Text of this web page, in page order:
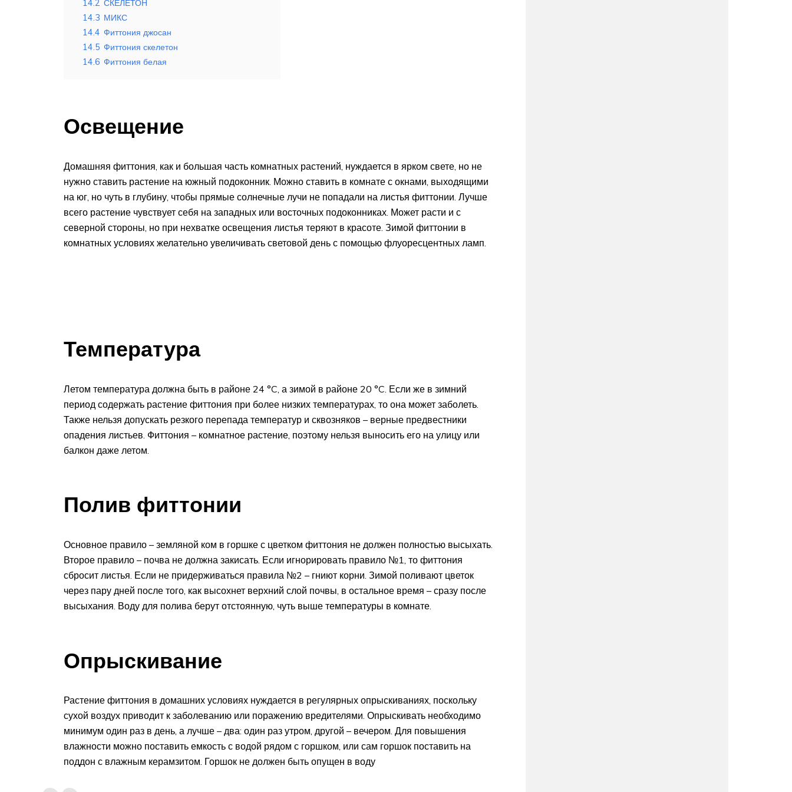
14.2 СКЕЛЕТОН
14.3 МИКС
14.4 Фиттония джосан
14.5 Фиттония скелетон
14.6 Фиттония белая
Освещение
Домашняя фиттония, как и большая часть комнатных растений, нуждается в ярком свете, но не
нужно ставить растение на южный подоконник. Можно ставить в комнате с окнами, выходящими
на юг, но чуть в глубину, чтобы прямые солнечные лучи не попадали на листья фиттонии. Лучше
всего растение чувствует себя на западных или восточных подоконниках. Может расти и с
северной стороны, но при нехватке освещения листья теряют в красоте. Зимой фиттонии в
комнатных условиях желательно увеличивать световой день с помощью флуоресцентных ламп.
Температура
Летом температура должна быть в районе 24 °C, а зимой в районе 20 °C. Если же в зимний
период содержать растение фиттония при более низких температурах, то она может заболеть.
Также нельзя допускать резкого перепада температур и сквозняков – верные предвестники
опадения листьев. Фиттония – комнатное растение, поэтому нельзя выносить его на улицу или
балкон даже летом.
Полив фиттонии
Основное правило – земляной ком в горшке с цветком фиттония не должен полностью высыхать.
Второе правило – почва не должна закисать. Если игнорировать правило №1, то фиттония
сбросит листья. Если не придерживаться правила №2 – гниют корни. Зимой поливают цветок
через пару дней после того, как высохнет верхний слой почвы, в остальное время – сразу после
высыхания. Воду для полива берут отстоянную, чуть выше температуры в комнате.
Опрыскивание
Растение фиттония в домашних условиях нуждается в регулярных опрыскиваниях, поскольку
сухой воздух приводит к заболеванию или поражению вредителями. Опрыскивать необходимо
минимум один раз в день, а лучше – два: один раз утром, другой – вечером. Для повышения
влажности можно поставить емкость с водой рядом с горшком, или сам горшок поставить на
поддон с влажным керамзитом. Горшок не должен быть опущен в воду